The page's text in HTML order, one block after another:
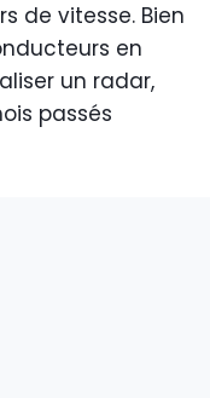
de vitesse. Bien
en
un radar,
passés